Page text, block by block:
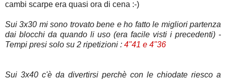
cambi scarpe era quasi ora di cena :-)
Sui 3x30 mi sono trovato bene e ho fatto le migliori partenza
dai blocchi da quando li uso (era facile visti i precedenti) -
Tempi presi solo su 2 ripetizioni : 4"41 e 4"36
Sui 3x40 c'è da divertirsi perchè con le chiodate riesco a